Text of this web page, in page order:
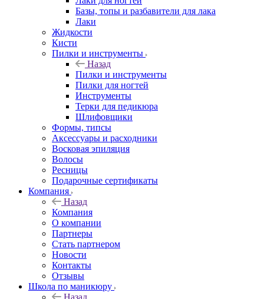
Базы, топы и разбавители для лака
Лаки
Жидкости
Кисти
Пилки и инструменты
Назад
Пилки и инструменты
Пилки для ногтей
Инструменты
Терки для педикюра
Шлифовщики
Формы, типсы
Аксессуары и расходники
Восковая эпиляция
Волосы
Ресницы
Подарочные сертификаты
Компания
Назад
Компания
О компании
Партнеры
Стать партнером
Новости
Контакты
Отзывы
Школа по маникюру
Назад